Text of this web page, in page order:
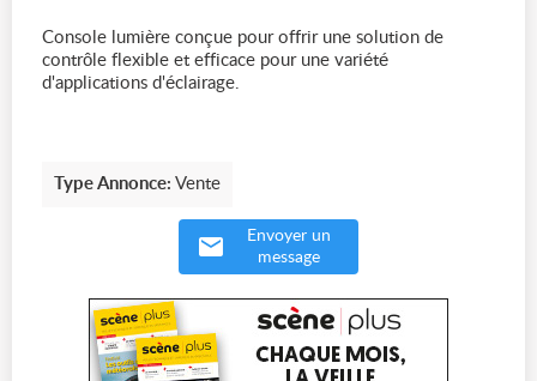
Console lumière conçue pour offrir une solution de
contrôle flexible et efficace pour une variété
d'applications d'éclairage.
Type Annonce: Vente
Envoyer un
message